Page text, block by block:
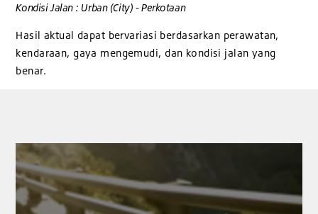
Kondisi Jalan : Urban (City) - Perkotaan
Hasil aktual dapat bervariasi berdasarkan perawatan,
kendaraan, gaya mengemudi, dan kondisi jalan yang
benar.